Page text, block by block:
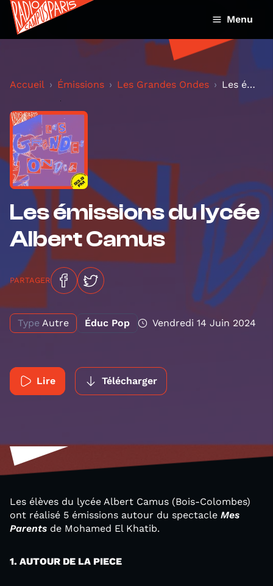
Menu
Accueil Émissions Les Grandes Ondes Les émissions du lycée Albert Camus
Les émissions du lycée
Albert Camus
PARTAGER
Type Autre Éduc Pop Vendredi 14 Juin 2024
Lire Télécharger
Les élèves du lycée Albert Camus (Bois-Colombes)
ont réalisé 5 émissions autour du spectacle Mes
Parents de Mohamed El Khatib.
1. AUTOUR DE LA PIECE